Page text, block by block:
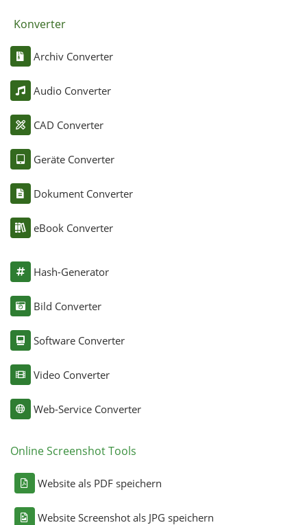
Konverter
Archiv Converter
Audio Converter
CAD Converter
Geräte Converter
Dokument Converter
eBook Converter
Hash-Generator
Bild Converter
Software Converter
Video Converter
Web-Service Converter
Online Screenshot Tools
Website als PDF speichern
Website Screenshot als JPG speichern